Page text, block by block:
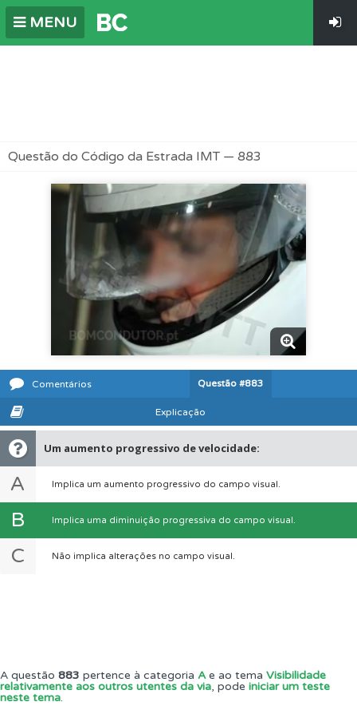
MENU
Questão do Código da Estrada IMT — 883
Comentários Questão #883
Explicação
Um aumento progressivo de velocidade:
A Implica um aumento progressivo do campo visual.
B Implica uma diminuição progressiva do campo visual.
C Não implica alterações no campo visual.
A questão 883 pertence à categoria Ae ao tema Visibilidade
relativamente aos outros utentes da via, pode iniciar um teste
neste tema.